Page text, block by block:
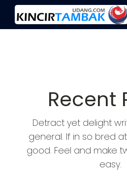
Recent
Detract yet delight
general. If in so bred
good. Feel and make
easy.